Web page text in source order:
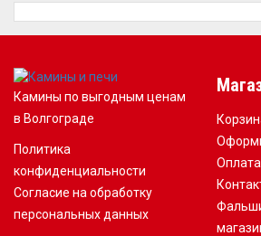
Камины по выгодным ценам
в Волгограде
Политика
конфиденциальности
Согласие на обработку
персональных данных